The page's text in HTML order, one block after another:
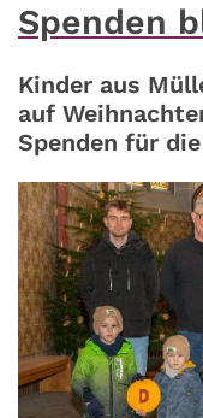
Spenden
Kinder aus
auf
Spenden für